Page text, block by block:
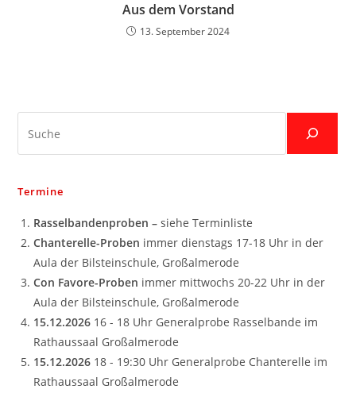
Aus dem Vorstand
13. September 2024
Termine
Rasselbandenproben –siehe Terminliste
Chanterelle-Proben immer dienstags 17-18 Uhr in der
Aula der Bilsteinschule, Großalmerode
Con Favore-Proben immer mittwochs 20-22 Uhr in der
Aula der Bilsteinschule, Großalmerode
15.12.2026 16 - 18 Uhr Generalprobe Rasselbande im
Rathaussaal Großalmerode
15.12.2026 18 - 19:30 Uhr Generalprobe Chanterelle im
Rathaussaal Großalmerode